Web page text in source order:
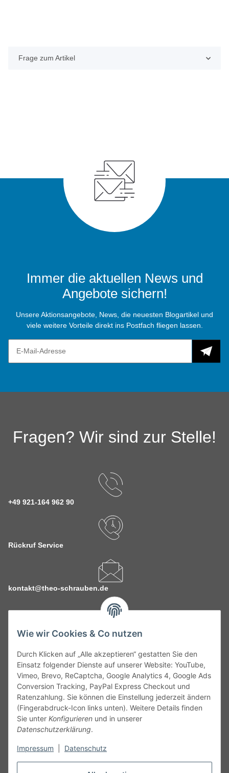
Wie wir Cookies & Co nutzen
Durch Klicken auf „Alle akzeptieren“ gestatten Sie den
Einsatz folgender Dienste auf unserer Website: YouTube,
Vimeo, Brevo, ReCaptcha, Google Analytics 4, Google Ads
Conversion Tracking, PayPal Express Checkout und
Ratenzahlung. Sie können die Einstellung jederzeit ändern
(Fingerabdruck-Icon links unten). Weitere Details finden
Sie unter Konfigurieren und in unserer
Datenschutzerklärung.
Impressum Datenschutz
Frage zum Artikel
Immer die aktuellen News und
Angebote sichern!
Unsere Aktionsangebote, News, die neuesten Blogartikel und
viele weitere Vorteile direkt ins Postfach fliegen lassen.
Fragen? Wir sind zur Stelle!
+49 921-164 962 90
Rückruf Service
kontakt@theo-schrauben.de
Service
Gesetzliche Informationen
Alle technischen Angaben ohne Gewähr. Irrtümer und fehlerhafte
Angaben vorbehalten. Wenn Sie Datenblätter oder spezielle
unseren Kundenservice. Abbildungen der Artikel können